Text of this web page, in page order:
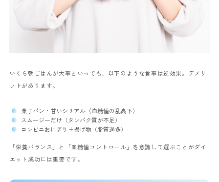
いくら朝ごはんが大事といっても、以下のような食事は逆効果。デメリ
ットがあります。
菓子パン・甘いシリアル（血糖値の乱高下）
スムージーだけ（タンパク質が不足）
コンビニおにぎり＋揚げ物（脂質過多）
「栄養バランス」と「血糖値コントロール」を意識して選ぶことがダイ
エット成功には重要です。